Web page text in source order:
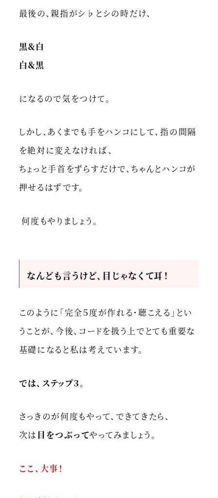
最後の、親指がシ♭とシの時だけ、
黒＆白
白＆黒
になるので気をつけて。
しかし、あくまでも手をハンコにして、指の間隔
を絶対に変えなければ、
ちょっと手首をずらすだけで、ちゃんとハンコが
押せるはずです。
何度もやりましょう。
なんども言うけど、目じゃなくて耳！
このように「完全５度が作れる・聴こえる」とい
うことが、今後、コードを扱う上でとても重要な
基礎になると私は考えています。
では、ステップ３。
さっきのが何度もやって、できてきたら、
次は 目をつぶってやってみましょう。
ここ、大事！